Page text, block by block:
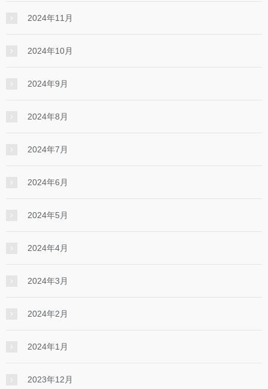
2024年11月
2024年10月
2024年9月
2024年8月
2024年7月
2024年6月
2024年5月
2024年4月
2024年3月
2024年2月
2024年1月
2023年12月